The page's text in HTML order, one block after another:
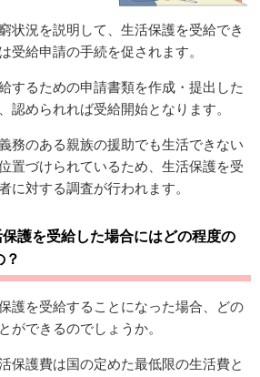
状況を説明して、生活保護を受給でき
受給申請の手続を促されます。
するための申請書類を作成・提出した
認められれば受給開始となります。
務のある親族の援助でも生活できない
置づけられているため、生活保護を受
に対する調査が行われます。
護を受給した場合にはどの程度の
？
護を受給することになった場合、どの
ができるのでしょうか。
保護費は国の定めた最低限の生活費と